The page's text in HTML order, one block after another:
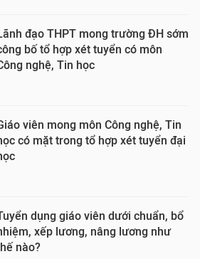
đạo THPT mong trường ĐH sớm
bố tổ hợp xét tuyển có môn
nghệ, Tin học
viên mong môn Công nghệ, Tin
có mặt trong tổ hợp xét tuyển đại
dụng giáo viên dưới chuẩn, bổ
xếp lương, nâng lương như
nào?